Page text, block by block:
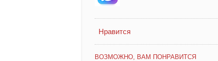
Нравится
ВОЗМОЖНО, ВАМ ПОНРАВИТСЯ